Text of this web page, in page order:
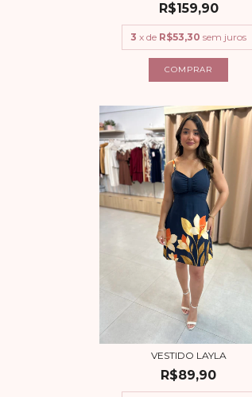
R$159,90
3 x de R$53,30 sem juros
COMPRAR
VESTIDO LAYLA
R$89,90